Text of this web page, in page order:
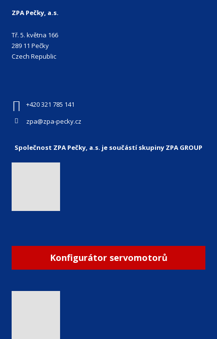
ZPA Pečky, a.s.
Tř. 5. května 166
289 11 Pečky
Czech Republic
+420 321 785 141
zpa@zpa-pecky.cz
Společnost ZPA Pečky, a.s. je součástí skupiny ZPA GROUP
Konfigurátor servomotorů